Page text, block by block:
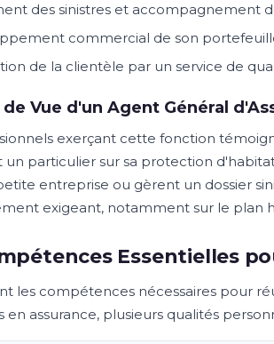
des sinistres et accompagnement
commercial de son
de la clientèle par un service de
Vue d'un Agent Général
exerçant cette fonction
un particulier sur sa protection
entreprise ou gèrent un dossier
exigeant, notamment sur le plan
Essentielles
les compétences nécessaires pour
en assurance, plusieurs qualités